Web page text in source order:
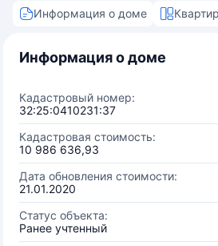
Информация о доме
Информация о доме
Кадастровый номер:
32:25:0410231:37
Кадастровая стоимость:
10 986 636,93
Дата обновления стоимости:
21.01.2020
Статус объекта:
Ранее учтенный